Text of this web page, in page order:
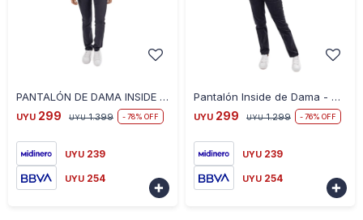
PANTALÓN DE DAMA INSIDE - NEGRO
UYU 299 UYU 1.399 78
UYU 239
UYU 254

Pantalón Inside de Dama - NEGRO
UYU 299 UYU 1.299 76
UYU 239
UYU 254
